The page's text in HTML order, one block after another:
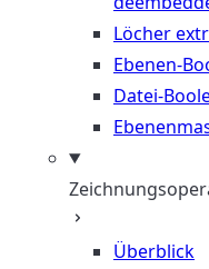
Löcher
Ebenen-
Datei-
Überblick